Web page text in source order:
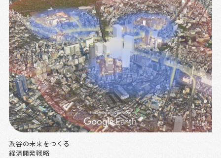
渋谷の未来をつくる
経済開発戦略